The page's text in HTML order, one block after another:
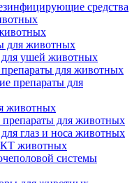
средства
для животных
ушей животных
для животных
препараты для
животных
для животных
глаз и носа животных
животных
системы